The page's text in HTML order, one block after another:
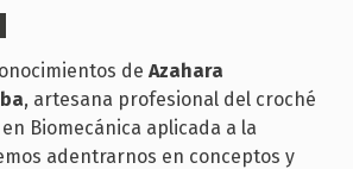
de Azahara
, artesana profesional del croché
Biomecánica aplicada a la
adentrarnos en conceptos y